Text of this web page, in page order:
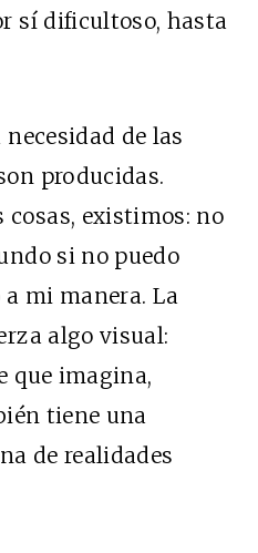
sí dificultoso, hasta
de las
producidas.
cosas, existimos: no
si no puedo
mi manera. La
algo visual:
que imagina,
tiene una
de realidades